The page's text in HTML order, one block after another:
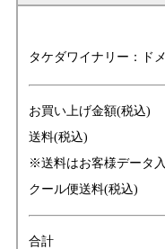
タケダワイナリー ：ド
お買い上げ金額(税込)
送料(税込)
※送料はお客様データ
クール便送料(税込)
合計